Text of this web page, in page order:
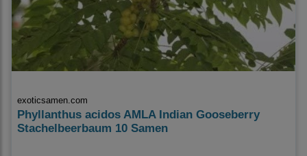
exoticsamen.com
Phyllanthus acidos AMLA Indian Gooseberry
Stachelbeerbaum 10 Samen